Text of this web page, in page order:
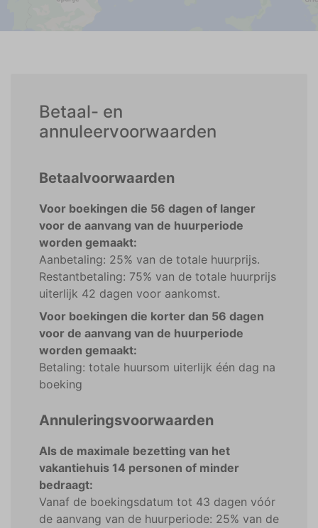
Betaal- en
annuleervoorwaarden
Betaalvoorwaarden
Voor boekingen die 56 dagen of langer
voor de aanvang van de huurperiode
worden gemaakt:
Aanbetaling: 25% van de totale huurprijs.
Restantbetaling: 75% van de totale huurprijs
uiterlijk 42 dagen voor aankomst.
Voor boekingen die korter dan 56 dagen
voor de aanvang van de huurperiode
worden gemaakt:
Betaling: totale huursom uiterlijk één dag na
boeking
Annuleringsvoorwaarden
Als de maximale bezetting van het
vakantiehuis 14 personen of minder
bedraagt:
Vanaf de boekingsdatum tot 43 dagen vóór
de aanvang van de huurperiode: 25% van de